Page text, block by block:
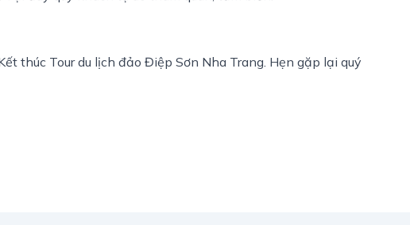
thúc Tour du lịch đảo Điệp Sơn Nha Trang. Hẹn gặp lại quý